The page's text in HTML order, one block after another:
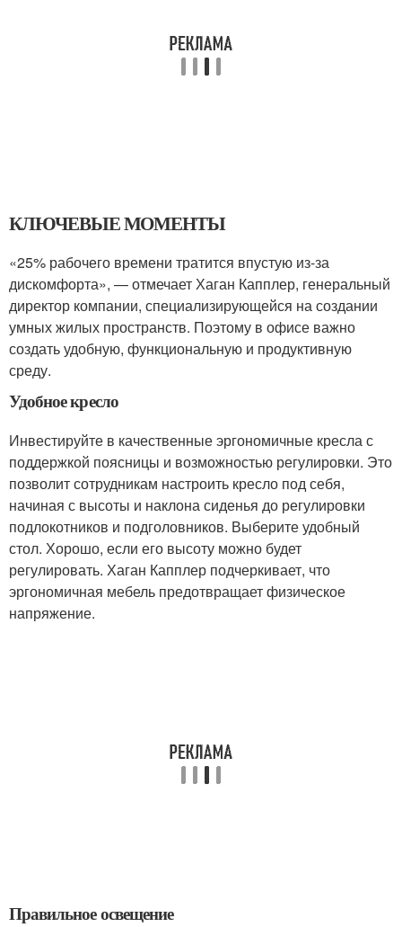
КЛЮЧЕВЫЕ МОМЕНТЫ
«25% рабочего времени тратится впустую из-за
дискомфорта», — отмечает Хаган Капплер, генеральный
директор компании, специализирующейся на создании
умных жилых пространств. Поэтому в офисе важно
создать удобную, функциональную и продуктивную
среду.
Удобное кресло
Инвестируйте в качественные эргономичные кресла с
поддержкой поясницы и возможностью регулировки. Это
позволит сотрудникам настроить кресло под себя,
начиная с высоты и наклона сиденья до регулировки
подлокотников и подголовников. Выберите удобный
стол. Хорошо, если его высоту можно будет
регулировать. Хаган Капплер подчеркивает, что
эргономичная мебель предотвращает физическое
напряжение.
Правильное освещение